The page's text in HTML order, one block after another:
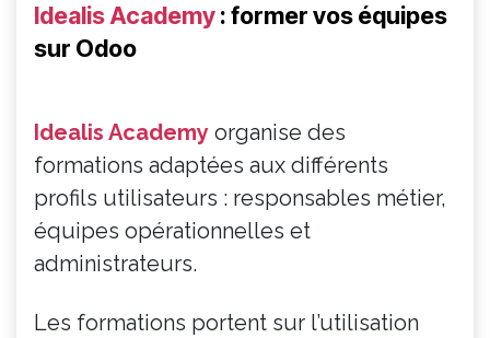
Idealis Academy: former vos équipes
sur Odoo
Idealis Academy organise des
formations adaptées aux différents
profils utilisateurs : responsables métier,
équipes opérationnelles et
administrateurs.
Les formations portent sur l’utilisation